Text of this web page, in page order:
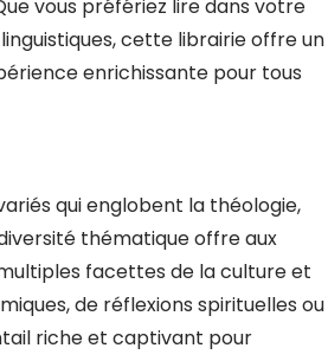
vous préfériez lire dans votre
cette librairie offre un
enrichissante pour tous
qui englobent la théologie,
thématique offre aux
facettes de la culture et
de réflexions spirituelles ou
riche et captivant pour